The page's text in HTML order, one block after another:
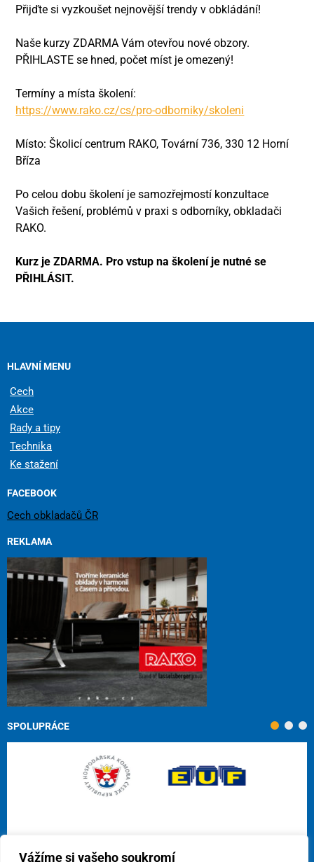
Vážíme si vašeho soukromí
Přijďte si vyzkoušet nejnovější trendy v obkládání!
Naše kurzy ZDARMA Vám otevřou nové obzory.
PŘIHLASTE se hned, počet míst je omezený!
Termíny a místa školení:
https://www.rako.cz/cs/pro-odborniky/skoleni
Místo: Školicí centrum RAKO, Tovární 736, 330 12 Horní
Bříza
Po celou dobu školení je samozřejmostí konzultace
Vašich řešení, problémů v praxi s odborníky, obkladači
RAKO.
Kurz je ZDARMA. Pro vstup na školení je nutné se
PŘIHLÁSIT.
HLAVNÍ MENU
Cech
Akce
Rady a tipy
Technika
Ke stažení
FACEBOOK
Cech obkladačů ČR
REKLAMA
SPOLUPRÁCE